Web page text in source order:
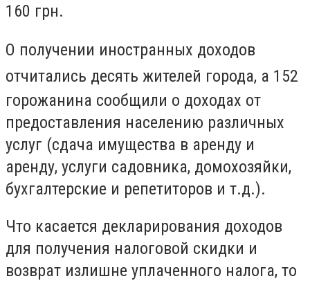
160 грн.
О получении иностранных доходов
отчитались десять жителей города, а 152
горожанина сообщили о доходах от
предоставления населению различных
услуг (сдача имущества в аренду и
аренду, услуги садовника, домохозяйки,
бухгалтерские и репетиторов и т.д.).
Что касается декларирования доходов
для получения налоговой скидки и
возврат излишне уплаченного налога, то